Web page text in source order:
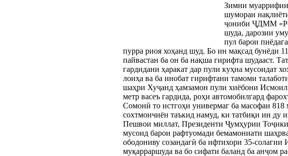
Зимни муаррифии
шумораи
ҷониби ҶДММ
шуда, дарозии
пул барои
пурра риоя хоҳанд шуд. Бо ин мақсад бунёди
пайвастан ба он ба нақша гирифта шудааст.
гардидани ҳаракат дар пули куҳна мусоидат
лоиҳа ва ба инобат гирифтани тамоми
шаҳри Хуҷанд ҳамзамон пули хиёбони
метр васеъ гардида, роҳи автомобилгард
Сомонӣ то истгоҳи универмаг ба масофаи 818
сохтмончиён таъкид намуд, ки татбиқи ин ду
Пешвои миллат, Президенти Ҷумҳурии
мусоид барои рафтуомади бемамониати
ободониву созандагӣ ба ифтихори 35-
муқарраршуда ва бо сифати баланд ба анҷом